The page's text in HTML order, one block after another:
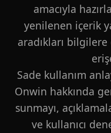
amacıyla
yenilenen içerik
aradıkları
Sade kullanım
Onwin hakkında
sunmayı,
ve kullanıcı